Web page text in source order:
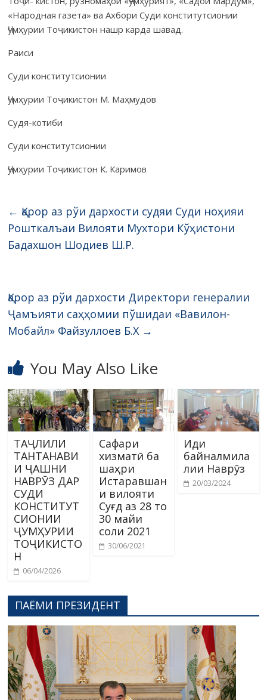
«Народная газета» ва Ахбори Суди конститутсионии
Ҷумҳурии Тоҷикистон нашр карда шавад.
Раиси
Суди конститутсионии
Ҷумҳурии Тоҷикистон М. Маҳмудов
Судя-котиби
Суди конститутсионии
Ҷумҳурии Тоҷикистон К. Каримов
← Қарор аз рўи дархости судяи Суди ноҳияи
Рошткалъаи Вилояти Мухтори Кўҳистони
Бадахшон Шодиев Ш.Р.
Қарор аз рўи дархости Директори генералии
Ҷамъияти саҳҳомии пўшидаи «Вавилон-
Мобайл» Файзуллоев Б.Х →
You May Also Like
ТАҶЛИЛИ
ТАНТАНАВИ
И ҶАШНИ
НАВРӮЗ ДАР
СУДИ
КОНСТИТУТ
СИОНИИ
ҶУМҲУРИИ
ТОҶИКИСТО
Н
06/04/2026
Сафари
хизматӣ ба
шаҳри
Истаравшан
и вилояти
Суғд аз 28 то
30 майи
соли 2021
30/06/2021
Иди
байналмила
лии Наврӯз
20/03/2024
ПАЁМИ ПРЕЗИДЕНТ